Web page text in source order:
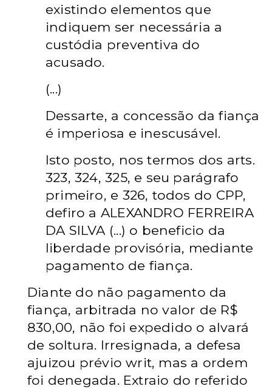
existindo elementos que
indiquem ser necessária a
custódia preventiva do
acusado.
(...)
Dessarte, a concessão da fiança
é imperiosa e inescusável.
Isto posto, nos termos dos arts.
323, 324, 325, e seu parágrafo
primeiro, e 326, todos do CPP,
defiro a ALEXANDRO FERREIRA
DA SILVA (...) o beneficio da
liberdade provisória, mediante
pagamento de fiança.
Diante do não pagamento da
fiança, arbitrada no valor de R$
830,00, não foi expedido o alvará
de soltura. Irresignada, a defesa
ajuizou prévio writ, mas a ordem
foi denegada. Extraio do referido